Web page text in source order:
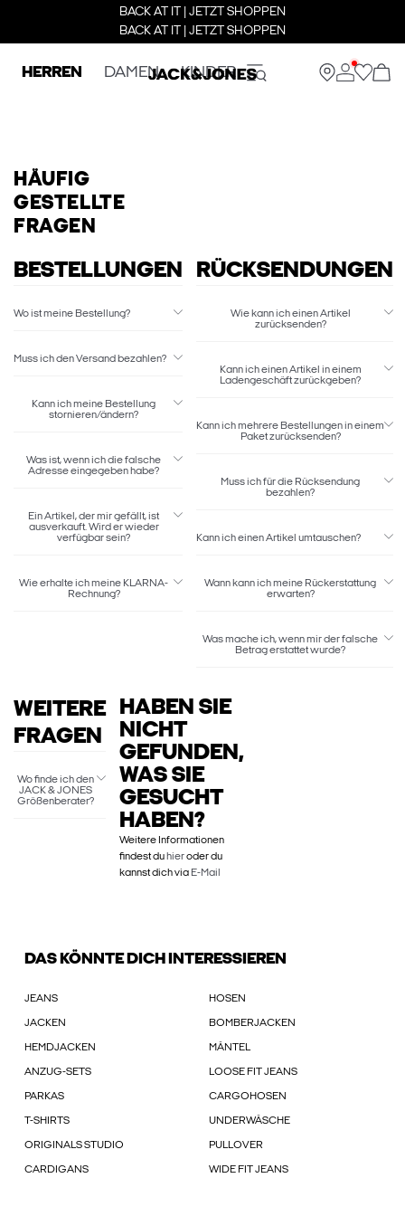
BACK AT IT | JETZT SHOPPEN
BACK AT IT | JETZT SHOPPEN
HERREN DAMEN KINDER
HÄUFIG
GESTELLTE
FRAGEN
BESTELLUNGEN
Wo ist meine Bestellung?
Muss ich den Versand bezahlen?
Kann ich meine Bestellung
stornieren/ändern?
Was ist, wenn ich die falsche
Adresse eingegeben habe?
Ein Artikel, der mir gefällt, ist
ausverkauft. Wird er wieder
verfügbar sein?
Wie erhalte ich meine KLARNA-
Rechnung?
RÜCKSENDUNGEN
Wie kann ich einen Artikel
zurücksenden?
Kann ich einen Artikel in einem
Ladengeschäft zurückgeben?
Kann ich mehrere Bestellungen in einem
Paket zurücksenden?
Muss ich für die Rücksendung
bezahlen?
Kann ich einen Artikel umtauschen?
Wann kann ich meine Rückerstattung
erwarten?
Was mache ich, wenn mir der falsche
Betrag erstattet wurde?
WEITERE
FRAGEN
Wo finde ich den
JACK & JONES
Größenberater?
HABEN SIE
NICHT
GEFUNDEN,
WAS SIE
GESUCHT
HABEN?
Weitere Informationen
findest du hieroder du
kannst dich via E-Mail
DAS KÖNNTE DICH INTERESSIEREN
JEANS HOSEN
JACKEN BOMBERJACKEN
HEMDJACKEN MÄNTEL
ANZUG-SETS LOOSE FIT JEANS
PARKAS CARGOHOSEN
T-SHIRTS UNDERWÄSCHE
ORIGINALS STUDIO PULLOVER
CARDIGANS WIDE FIT JEANS